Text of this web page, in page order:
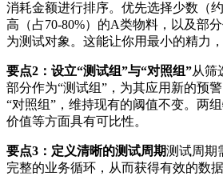
消耗金额进行排序。优先选择少数（
高（占70-80%）的A类物料，以及部
为测试对象。这能让你用最小的精力
要点2：设立“测试组”与“对照组”从筛
部分作为“测试组”，为其应用新的预
“对照组”，维持现有的阈值不变。两
价值等方面具有可比性。
要点3：定义清晰的测试周期测试周期
完整的业务循环，从而获得有效的数